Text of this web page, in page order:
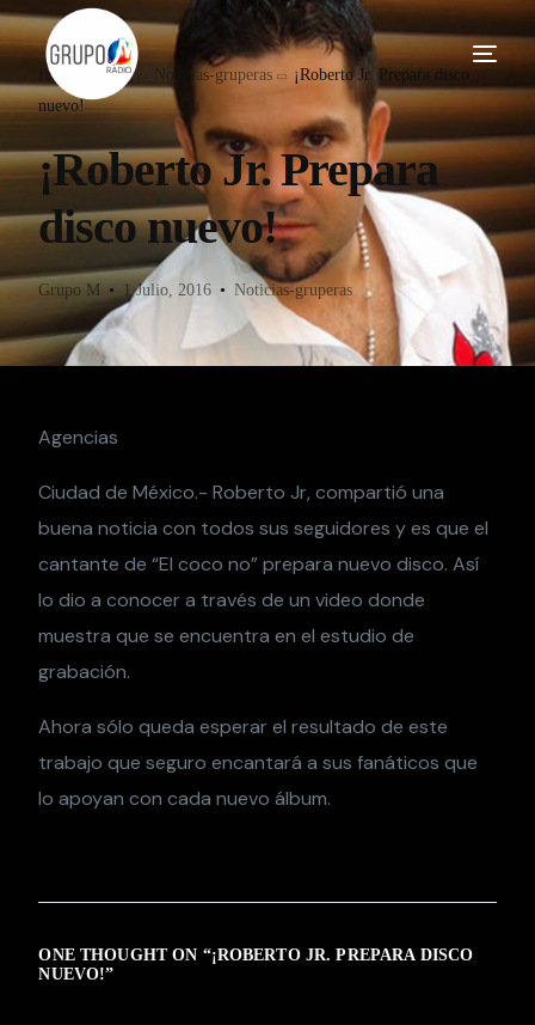
Home Blog Noticias-gruperas
¡Roberto Jr. Prepara disco
nuevo!
¡Roberto Jr. Prepara
disco nuevo!
Grupo M 1 Julio, 2016 Noticias-gruperas
Agencias
Ciudad de México.- Roberto Jr, compartió una
buena noticia con todos sus seguidores y es que el
cantante de “El coco no” prepara nuevo disco. Así
lo dio a conocer a través de un video donde
muestra que se encuentra en el estudio de
grabación.
Ahora sólo queda esperar el resultado de este
trabajo que seguro encantará a sus fanáticos que
lo apoyan con cada nuevo álbum.
ONE THOUGHT ON “¡ROBERTO JR. PREPARA DISCO
NUEVO!”